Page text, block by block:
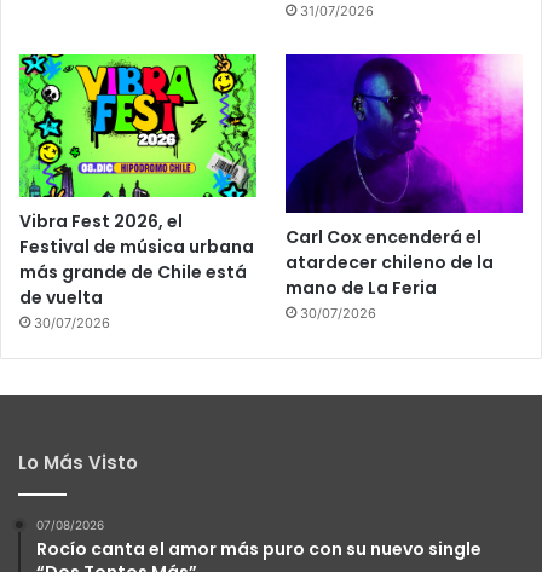
31/07/2026
Vibra Fest 2026, el
Festival de música urbana
más grande de Chile está
de vuelta
30/07/2026
Carl Cox encenderá el
atardecer chileno de la
mano de La Feria
30/07/2026
Lo Más Visto
07/08/2026
Rocío canta el amor más puro con su nuevo single